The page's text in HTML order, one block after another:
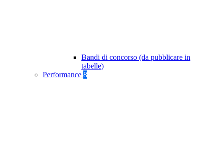
Bandi di concorso (da pubblicare in
tabelle)
Performance 8